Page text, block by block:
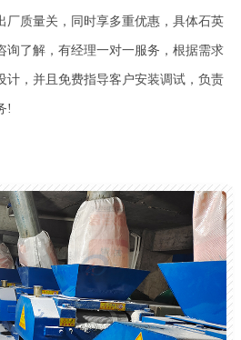
厂质量关，同时享多重优惠，具体石英
询了解，有经理一对一服务，根据需求
计，并且免费指导客户安装调试，负责
!